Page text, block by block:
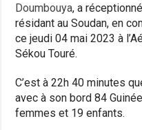
Doumbouya, a
résidant au Soudan, en
ce jeudi 04 mai 2023 à
Sékou Touré.
C’est à 22h 40 minutes
avec à son bord 84
femmes et 19 enfants.